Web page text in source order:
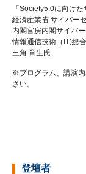
「Society5.0に向け
経済産業省 サイバー
内閣官房内閣サイバ
情報通信技術（IT)総
三角 育生氏
※プログラム、講演
さい。
登壇者